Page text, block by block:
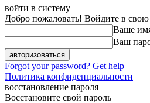
войти в систему
Добро пожаловать! Войдите в
Ваше
Ваш
Forgot your password? Get help
Политика конфиденциальности
восстановление пароля
Восстановите свой пароль